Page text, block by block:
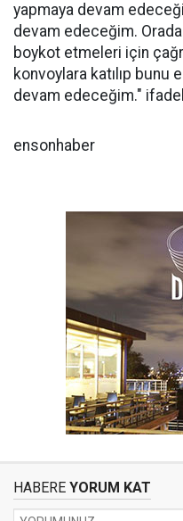
yapmaya devam
devam edeceğim.
boykot etmeleri için
konvoylara katılıp
devam edeceğim."
ensonhaber
HABERE YORUM KAT